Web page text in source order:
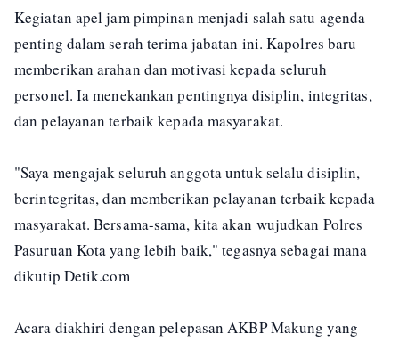
Kegiatan apel jam pimpinan menjadi salah satu agenda
penting dalam serah terima jabatan ini. Kapolres baru
memberikan arahan dan motivasi kepada seluruh
personel. Ia menekankan pentingnya disiplin, integritas,
dan pelayanan terbaik kepada masyarakat.
"Saya mengajak seluruh anggota untuk selalu disiplin,
berintegritas, dan memberikan pelayanan terbaik kepada
masyarakat. Bersama-sama, kita akan wujudkan Polres
Pasuruan Kota yang lebih baik," tegasnya sebagai mana
dikutip Detik.com
Acara diakhiri dengan pelepasan AKBP Makung yang